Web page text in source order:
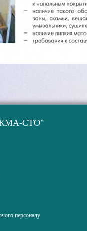
СТО"
персоналу